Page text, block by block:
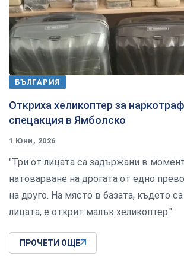
БЪЛГАРИЯ
Откриха хеликоптер за
спецакция в Ямболско
1 Юни, 2026
"Три от лицата са задържани в
натоварване на дрогата от едно
на друго. На място в базата, където
лицата, е открит малък хеликоптер."
ПРОЧЕТИ ОЩЕ